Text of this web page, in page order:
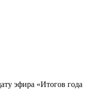
эфира «Итогов года